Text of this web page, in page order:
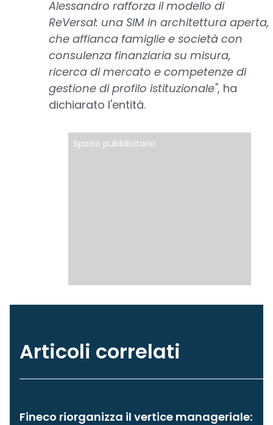
Alessandro rafforza il modello di
ReVersal: una SIM in architettura aperta,
che affianca famiglie e società con
consulenza finanziaria su misura,
ricerca di mercato e competenze di
gestione di profilo istituzionale", ha
dichiarato l'entità.
Spazio pubblicitario
Articoli correlati
Fineco riorganizza il vertice manageriale: